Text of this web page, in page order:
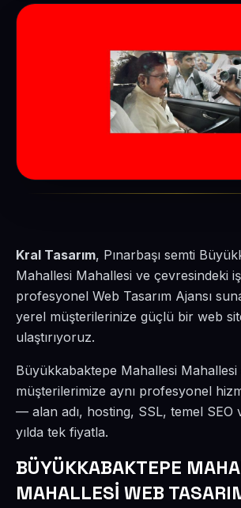
Kral Tasarım, Pınarbaşı semti
Mahallesi Mahallesi ve çevresindeki
profesyonel Web Tasarım Ajansı
yerel müşterilerinize güçlü bir web
ulaştırıyoruz.
Büyükkabaktepe Mahallesi Mahallesi
müşterilerimize aynı profesyonel
— alan adı, hosting, SSL, temel SEO
yılda tek fiyatla.
BÜYÜKKABAKTEPE
MAHALLESİ WEB